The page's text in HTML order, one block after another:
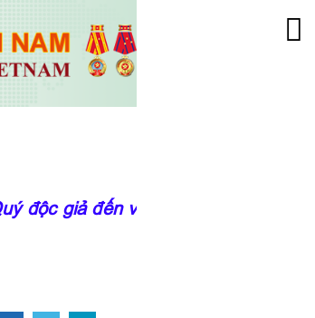
độc giả đến với trang thông tin của